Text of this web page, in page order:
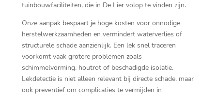
tuinbouwfaciliteiten, die in De Lier volop te vinden zijn.
Onze aanpak bespaart je hoge kosten voor onnodige
herstelwerkzaamheden en vermindert waterverlies of
structurele schade aanzienlijk. Een lek snel traceren
voorkomt vaak grotere problemen zoals
schimmelvorming, houtrot of beschadigde isolatie.
Lekdetectie is niet alleen relevant bij directe schade, maar
ook preventief om complicaties te vermijden in